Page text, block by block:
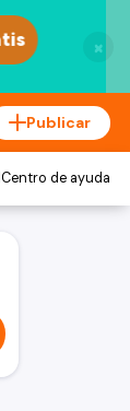
×
Publicar
Centro de ayuda